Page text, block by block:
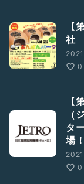
【
社
0
【
（
タ
場！
0